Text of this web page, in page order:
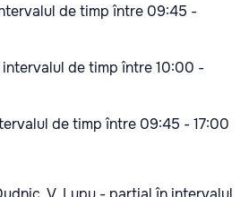
de timp între 09:45 -
de timp între 10:00 -
de timp între 09:45 - 17:00